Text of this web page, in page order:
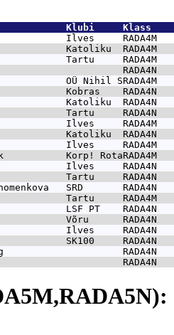
Klubi
Ilves     RADA4M
Katoliku  RADA4M
Tartu     RADA4M
RADA4N
OÜ Nihil SRADA4M
Kobras    RADA4N
Katoliku  RADA4N
Tartu     RADA4N
Ilves     RADA4M
Katoliku  RADA4N
Ilves     RADA4M
Korp! RotaRADA4M
Ilves     RADA4N
Tartu     RADA4N
SRD       RADA4N
Tartu     RADA4M
LSF PT    RADA4N
Võru      RADA4N
Ilves     RADA4N
SK100     RADA4N
RADA4N
RADA4N